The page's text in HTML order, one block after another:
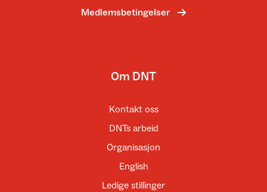
Medlemsbetingelser
Om DNT
Kontakt oss
DNTs arbeid
Organisasjon
English
Ledige stillinger